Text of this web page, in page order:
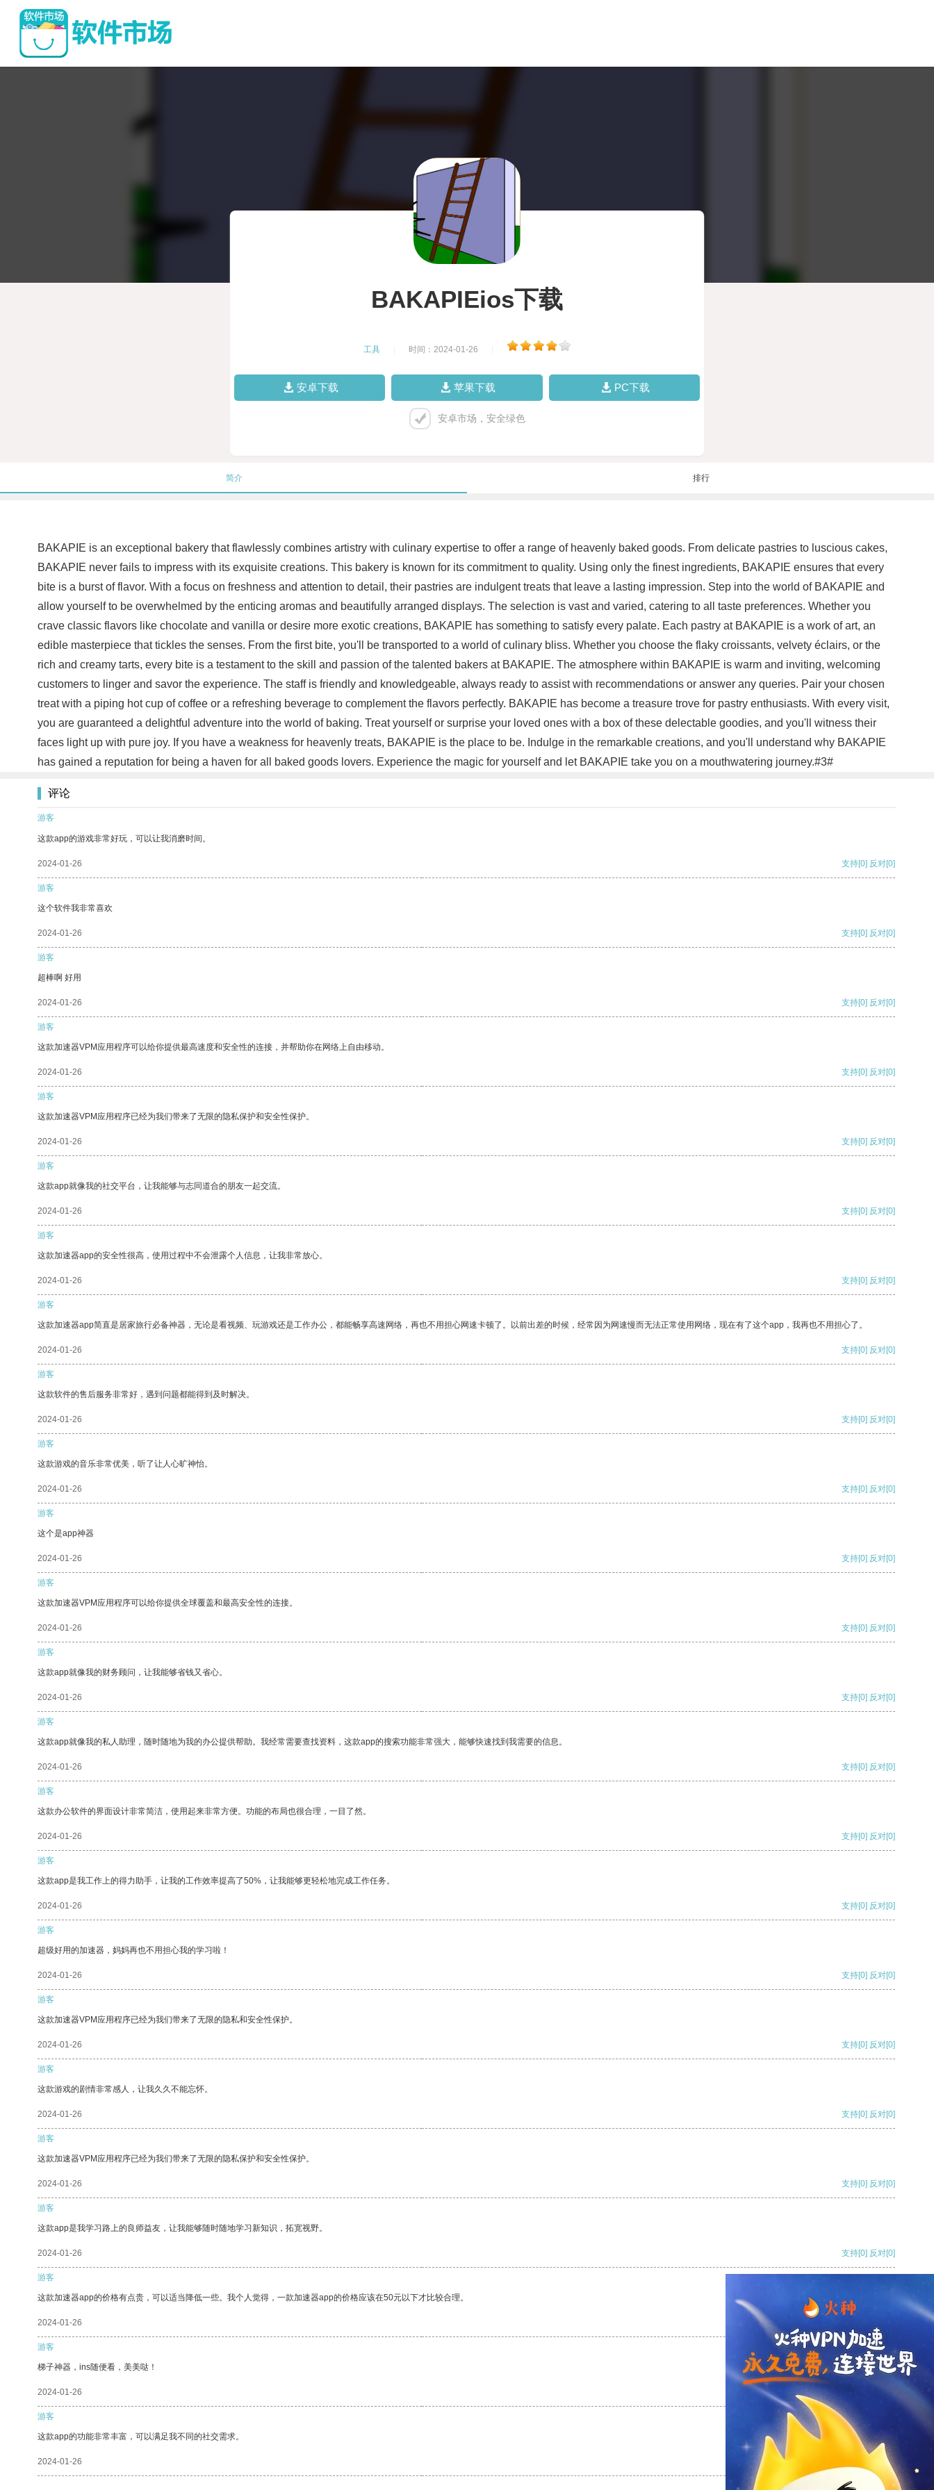
BAKAPIEios下载
工具 时间：2024-01-26
安卓下载 苹果下载 PC下载
安卓市场，安全绿色
简介 排行
BAKAPIE is an exceptional bakery that flawlessly combines artistry with culinary expertise to offer a range of heavenly baked goods. From delicate pastries to luscious cakes,
BAKAPIE never fails to impress with its exquisite creations. This bakery is known for its commitment to quality. Using only the finest ingredients, BAKAPIE ensures that every
bite is a burst of flavor. With a focus on freshness and attention to detail, their pastries are indulgent treats that leave a lasting impression. Step into the world of BAKAPIE and
allow yourself to be overwhelmed by the enticing aromas and beautifully arranged displays. The selection is vast and varied, catering to all taste preferences. Whether you
crave classic flavors like chocolate and vanilla or desire more exotic creations, BAKAPIE has something to satisfy every palate. Each pastry at BAKAPIE is a work of art, an
edible masterpiece that tickles the senses. From the first bite, you'll be transported to a world of culinary bliss. Whether you choose the flaky croissants, velvety éclairs, or the
rich and creamy tarts, every bite is a testament to the skill and passion of the talented bakers at BAKAPIE. The atmosphere within BAKAPIE is warm and inviting, welcoming
customers to linger and savor the experience. The staff is friendly and knowledgeable, always ready to assist with recommendations or answer any queries. Pair your chosen
treat with a piping hot cup of coffee or a refreshing beverage to complement the flavors perfectly. BAKAPIE has become a treasure trove for pastry enthusiasts. With every visit,
you are guaranteed a delightful adventure into the world of baking. Treat yourself or surprise your loved ones with a box of these delectable goodies, and you'll witness their
faces light up with pure joy. If you have a weakness for heavenly treats, BAKAPIE is the place to be. Indulge in the remarkable creations, and you'll understand why BAKAPIE
has gained a reputation for being a haven for all baked goods lovers. Experience the magic for yourself and let BAKAPIE take you on a mouthwatering journey.#3#
评论
游客
这款app的游戏非常好玩，可以让我消磨时间。
2024-01-26 支持[0] 反对[0]
游客
这个软件我非常喜欢
2024-01-26 支持[0] 反对[0]
游客
超棒啊 好用
2024-01-26 支持[0] 反对[0]
游客
这款加速器VPM应用程序可以给你提供最高速度和安全性的连接，并帮助你在网络上自由移动。
2024-01-26 支持[0] 反对[0]
游客
这款加速器VPM应用程序已经为我们带来了无限的隐私保护和安全性保护。
2024-01-26 支持[0] 反对[0]
游客
这款app就像我的社交平台，让我能够与志同道合的朋友一起交流。
2024-01-26 支持[0] 反对[0]
游客
这款加速器app的安全性很高，使用过程中不会泄露个人信息，让我非常放心。
2024-01-26 支持[0] 反对[0]
游客
这款加速器app简直是居家旅行必备神器，无论是看视频、玩游戏还是工作办公，都能畅享高速网络，再也不用担心网速卡顿了。以前出差的时候，经常因为网速慢而无法正常使用网络，现在有了这个app，我再也不用担心了。
2024-01-26 支持[0] 反对[0]
游客
这款软件的售后服务非常好，遇到问题都能得到及时解决。
2024-01-26 支持[0] 反对[0]
游客
这款游戏的音乐非常优美，听了让人心旷神怡。
2024-01-26 支持[0] 反对[0]
游客
这个是app神器
2024-01-26 支持[0] 反对[0]
游客
这款加速器VPM应用程序可以给你提供全球覆盖和最高安全性的连接。
2024-01-26 支持[0] 反对[0]
游客
这款app就像我的财务顾问，让我能够省钱又省心。
2024-01-26 支持[0] 反对[0]
游客
这款app就像我的私人助理，随时随地为我的办公提供帮助。我经常需要查找资料，这款app的搜索功能非常强大，能够快速找到我需要的信息。
2024-01-26 支持[0] 反对[0]
游客
这款办公软件的界面设计非常简洁，使用起来非常方便。功能的布局也很合理，一目了然。
2024-01-26 支持[0] 反对[0]
游客
这款app是我工作上的得力助手，让我的工作效率提高了50%，让我能够更轻松地完成工作任务。
2024-01-26 支持[0] 反对[0]
游客
超级好用的加速器，妈妈再也不用担心我的学习啦！
2024-01-26 支持[0] 反对[0]
游客
这款加速器VPM应用程序已经为我们带来了无限的隐私和安全性保护。
2024-01-26 支持[0] 反对[0]
游客
这款游戏的剧情非常感人，让我久久不能忘怀。
2024-01-26 支持[0] 反对[0]
游客
这款加速器VPM应用程序已经为我们带来了无限的隐私保护和安全性保护。
2024-01-26 支持[0] 反对[0]
游客
这款app是我学习路上的良师益友，让我能够随时随地学习新知识，拓宽视野。
2024-01-26 支持[0] 反对[0]
游客
这款加速器app的价格有点贵，可以适当降低一些。我个人觉得，一款加速器app的价格应该在50元以下才比较合理。
2024-01-26
游客
梯子神器，ins随便看，美美哒！
2024-01-26 反对
游客
这款app的功能非常丰富，可以满足我不同的社交需求。
2024-01-26 反对[0]